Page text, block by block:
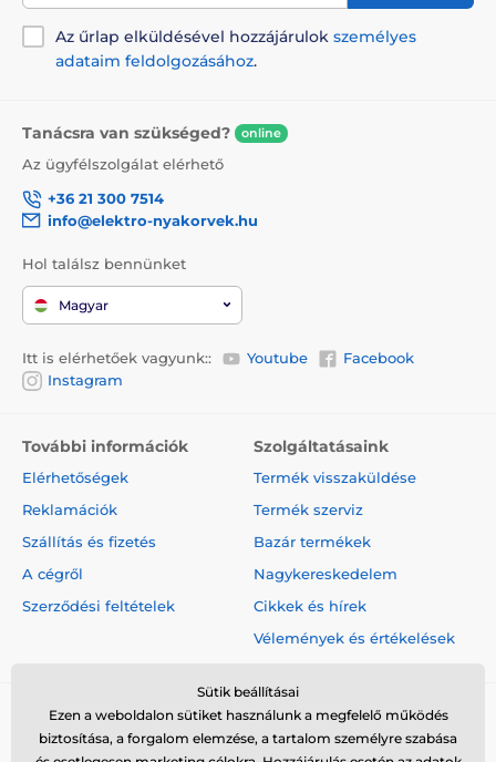
Az űrlap elküldésével hozzájárulok személyes
adataim feldolgozásához.
Tanácsra van szükséged? online
Az ügyfélszolgálat elérhető
+36 21 300 7514
info@elektro-nyakorvek.hu
Hol találsz bennünket
Magyar
Itt is elérhetőek vagyunk:: Youtube
Facebook
Instagram
További információk
Elérhetőségek
Reklamációk
Szállítás és fizetés
A cégről
Szerződési feltételek
Szolgáltatásaink
Termék visszaküldése
Termék szerviz
Bazár termékek
Nagykereskedelem
Cikkek és hírek
Vélemények és értékelések
Sütik beállításai
Ezen a weboldalon sütiket használunk a megfelelő működés
biztosítása, a forgalom elemzése, a tartalom személyre szabása